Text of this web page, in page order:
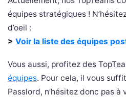
équipes stratégiques !
d’oeil :
> Voir la liste des équipes
Vous aussi, profitez des
équipes. Pour cela, il vous
Passlord, n’hésitez donc pas à